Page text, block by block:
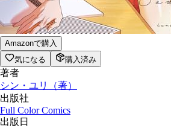
Amazonで購入
気になる
購入済み
著者
シン・ユリ
（著）
出版社
Full Color Comics
出版日